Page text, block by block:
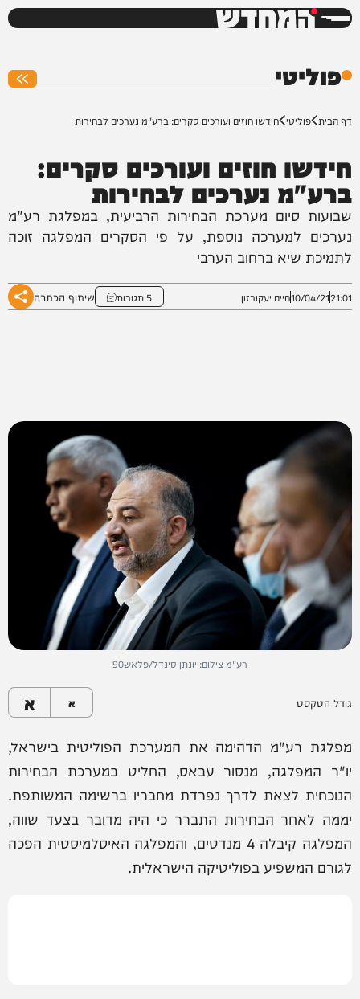
המחדש
פוליטי
דף הבית פוליטי חידשו חוזים ועורכים סקרים: ברע"מ נערכים לבחירות
חידשו חוזים ועורכים סקרים:
ברע"מ נערכים לבחירות
שבועות סיום מערכת הבחירות הרביעית, במפלגת רע"מ
נערכים למערכה נוספת, על פי הסקרים המפלגה זוכה
לתמיכת שיא ברחוב הערבי
21:01
10/04/21חיים יעקובזון 5 תגובות שיתוף הכתבה
רע"מ צילום: יונתן סינדל/פלאש90
גודל הטקסט א א
מפלגת רע"מ הדהימה את המערכת הפוליטית בישראל,
יו"ר המפלגה, מנסור עבאס, החליט במערכת הבחירות
הנוכחית לצאת לדרך נפרדת מחבריו ברשימה המשותפת.
יממה לאחר הבחירות התברר כי היה מדובר בצעד שווה,
המפלגה קיבלה 4 מנדטים, והמפלגה האיסלמיסטית הפכה
לגורם המשפיע בפוליטיקה הישראלית.